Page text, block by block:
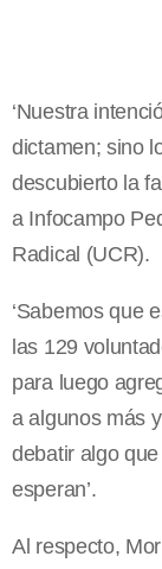
‘Nuestra
dictamen; sino
descubierto la
a Infocampo
Radical (UCR).
‘Sabemos que
las 129
para luego
a algunos más
debatir algo
esperan’.
Al respecto,